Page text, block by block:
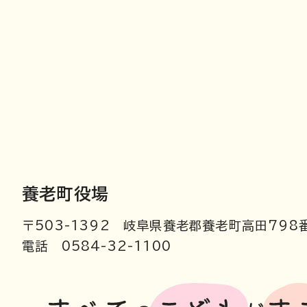
養老町役場
〒503-1392 岐阜県養老郡養老町高田798
電話 0584-32-1100